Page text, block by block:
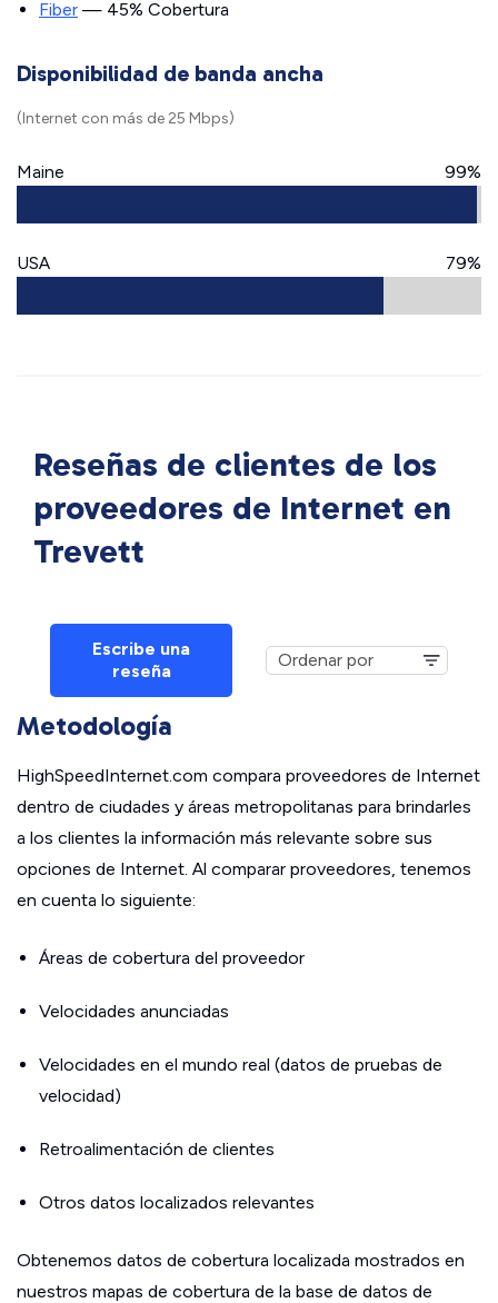
Fiber — 45% Cobertura
Disponibilidad de banda ancha
(Internet con más de 25 Mbps)
Maine 99%
USA 79%
Reseñas de clientes de los
proveedores de Internet en
Trevett
Escribe una
reseña
Metodología
HighSpeedInternet.com compara proveedores de Internet
dentro de ciudades y áreas metropolitanas para brindarles
a los clientes la información más relevante sobre sus
opciones de Internet. Al comparar proveedores, tenemos
en cuenta lo siguiente:
Áreas de cobertura del proveedor
Velocidades anunciadas
Velocidades en el mundo real (datos de pruebas de
velocidad)
Retroalimentación de clientes
Otros datos localizados relevantes
Obtenemos datos de cobertura localizada mostrados en
nuestros mapas de cobertura de la base de datos de